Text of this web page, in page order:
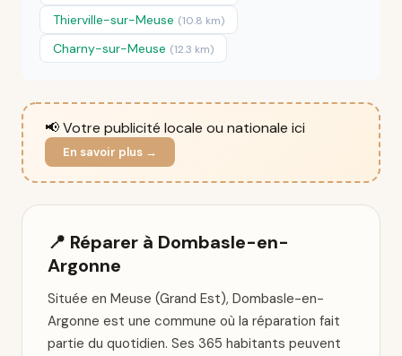
Thierville-sur-Meuse (10.8 km)
Charny-sur-Meuse (12.3 km)
📢 Votre publicité locale ou nationale ici
En savoir plus →
📍 Réparer à Dombasle-en-
Argonne
Située en Meuse (Grand Est), Dombasle-en-
Argonne est une commune où la réparation fait
partie du quotidien. Ses 365 habitants peuvent